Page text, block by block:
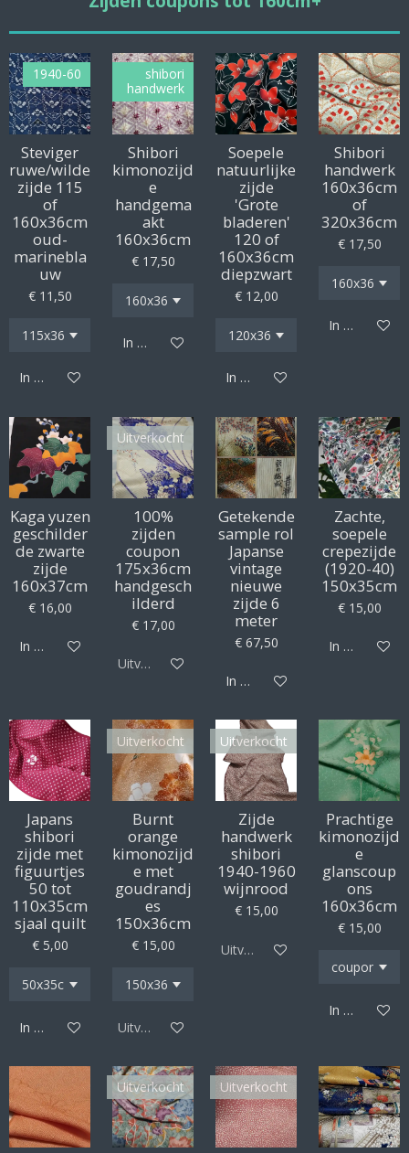
1940-60
Steviger
ruwe/wilde
zijde 115
of
160x36cm
oud-
marinebla
uw
€ 11,50
In winkelwagen
shibori
handwerk
Shibori
kimonozijd
e
handgema
akt
160x36cm
€ 17,50
In winkelwagen
Soepele
natuurlijke
zijde
'Grote
bladeren'
120 of
160x36cm
diepzwart
€ 12,00
In winkelwagen
Shibori
handwerk
160x36cm
of
320x36cm
€ 17,50
In
Kaga yuzen
geschilder
de zwarte
zijde
160x37cm
€ 16,00
In winkelwagen
Uitverkocht
100%
zijden
coupon
175x36cm
handgesch
ilderd
€ 17,00
Uitverkocht
Getekende
sample rol
Japanse
vintage
nieuwe
zijde 6
meter
€ 67,50
In winkelwagen
Zachte,
soepele
crepezijde
(1920-40)
150x35cm
€ 15,00
In
Japans
shibori
zijde met
figuurtjes
50 tot
110x35cm
sjaal quilt
€ 5,00
In winkelwagen
Uitverkocht
Burnt
orange
kimonozijd
e met
goudrandj
es
150x36cm
€ 15,00
Uitverkocht
Uitverkocht
Zijde
handwerk
shibori
1940-1960
wijnrood
€ 15,00
Uitverkocht
Prachtige
kimonozijd
e
glanscoup
ons
160x36cm
€ 15,00
In
Uitverkocht Uitverkocht